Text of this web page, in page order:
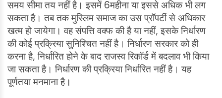
समय सीमा तय नहीं है। इसमें 6महीना या इससे अधिक भी लग
सकता है। तब तक मुस्लिम समाज का उस प्रॉपर्टी से अधिकार
खत्म हो जायेगा। वह संपत्ति वक्फ की है या नहीं, इसके निर्धारण
की कोई प्रक्रिया सुनिश्चित नहीं है। निर्धारण सरकार को ही
करना है, निर्धारित होने के बाद राजस्व रिकॉर्ड में बदलाव भी किया
जा सकता है। निर्धारण की प्रक्रिया निर्धारित नहीं है। यह
पूर्णतया मनमाना है।